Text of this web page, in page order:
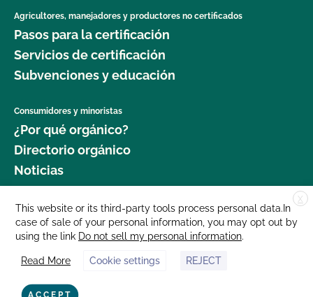
Agricultores, manejadores y productores no certificados
Pasos para la certificación
Servicios de certificación
Subvenciones y educación
Consumidores y minoristas
¿Por qué orgánico?
Directorio orgánico
Noticias
Donar
Carreras profesionales
Sala de prensa
Contáctenos
877 Cedar Street, Suite 248, Santa Cruz, CA 95060 © 2025 CCOF.org
X
This website or its third-party tools process personal data.In
case of sale of your personal information, you may opt out by
using the link Do not sell my personal information.
Read More Cookie settings REJECT
ACCEPT